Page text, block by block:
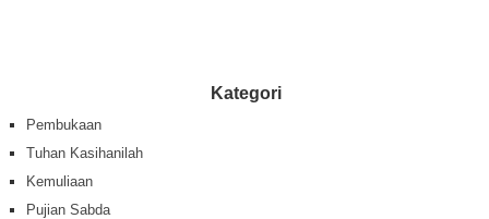
Kategori
Pembukaan
Tuhan Kasihanilah
Kemuliaan
Pujian Sabda